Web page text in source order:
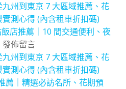
州到東京 7 大區域推薦、花
測心得 (內含租車折扣碼)
店推薦｜10 間交通便利、夜
發佈留言
州到東京 7 大區域推薦、花
測心得 (內含租車折扣碼)
薦｜精選必訪名所、花期預